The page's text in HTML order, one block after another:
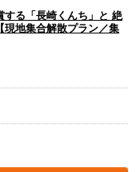
する「長崎くんち」と 絶
現地集合解散プラン／集